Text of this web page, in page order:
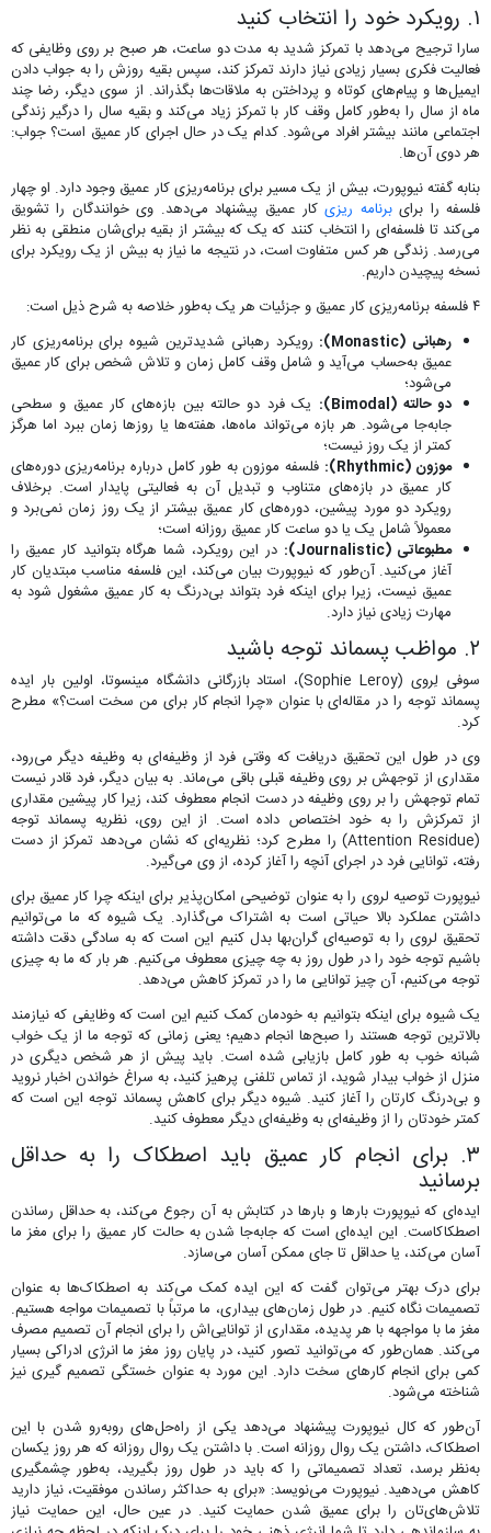
۱. رویکرد خود را انتخاب کنید
سارا ترجیح می‌دهد با تمرکز شدید به مدت دو ساعت، هر صبح بر روی وظایفی که
فعالیت‌ فکری بسیار زیادی نیاز دارند تمرکز کند، سپس بقیه روزش را به جواب دادن
ایمیل‌ها و پیام‌های کوتاه و پرداختن به ملاقات‌ها بگذراند. از سوی دیگر، رضا چند
ماه از سال را به‌طور کامل وقف کار با تمرکز زیاد می‌کند و بقیه سال را درگیر زندگی
اجتماعی مانند بیشتر افراد می‌شود. کدام یک در حال اجرای کار عمیق است؟ جواب:
هر دوی آن‌ها.
بنابه گفته نیوپورت، بیش از یک مسیر برای برنامه‌ریزی کار عمیق وجود دارد. او چهار
فلسفه را برایبرنامه ریزیکار عمیق پیشنهاد می‌دهد. وی خوانندگان را تشویق
می‌کند تا فلسفه‌ای را انتخاب کنند که یک که بیشتر از بقیه برای‌شان منطقی به نظر
می‌رسد. زندگی هر کس متفاوت است، در نتیجه ما نیاز به بیش از یک رویکرد برای
نسخه پیچیدن داریم.
۴ فلسفه برنامه‌ریزی کار عمیق و جزئیات هر یک به‌طور خلاصه به شرح ذیل است:
رهبانی (Monastic):
رویکرد رهبانی شدیدترین شیوه برای برنامه‌ریزی کار
عمیق به‌حساب می‌آید و شامل وقف کامل زمان و تلاش شخص برای کار عمیق
می‌شود؛
دو حالته (Bimodal):
یک فرد دو حالته بین بازه‌های کار عمیق و سطحی
جابه‌جا می‌شود. هر بازه می‌تواند ماه‌ها، هفته‌ها یا روزها زمان ببرد اما هرگز
کمتر از یک روز نیست؛
موزون (Rhythmic):
فلسفه موزون به طور کامل درباره برنامه‌ریزی دوره‌های
کار عمیق در بازه‌های متناوب و تبدیل آن به فعالیتی پایدار است. برخلاف
رویکرد دو مورد پیشین، دوره‌های کار عمیق بیشتر از یک روز زمان نمی‌برد و
معمولاً شامل یک یا دو ساعت کار عمیق روزانه است؛
مطبوعاتی (Journalistic):
در این رویکرد، شما هرگاه بتوانید کار عمیق را
آغاز می‌کنید. آن‌طور که نیوپورت بیان می‌کند، این فلسفه مناسب مبتدیان کار
عمیق نیست، زیرا برای اینکه فرد بتواند بی‌درنگ به کار عمیق مشغول شود به
مهارت زیادی نیاز دارد.
۲. مواظب پسماند توجه باشید
سوفی لِروی (Sophie Leroy)، استاد بازرگانی دانشگاه مینسوتا، اولین بار ایده
پسماند توجه را در مقاله‌ای با عنوان «چرا انجام کار برای من سخت است؟» مطرح
کرد.
وی در طول این تحقیق دریافت که وقتی فرد از وظیفه‌ای به وظیفه دیگر می‌رود،
مقداری از توجهش بر روی وظیفه قبلی باقی می‌ماند. به بیان دیگر، فرد قادر نیست
تمام توجهش را بر روی وظیفه در دست انجام معطوف کند، زیرا کار پیشین مقداری
از تمرکزش را به خود اختصاص داده است. از این روی، نظریه پسماند توجه
(Attention Residue) را مطرح کرد؛ نظریه‌‌ای که نشان می‌دهد تمرکز از دست
رفته، توانایی فرد در اجرای آنچه را آغاز کرده، از وی می‌گیرد.
نیوپورت توصیه لروی را به ‌عنوان توضیحی امکان‌پذیر برای اینکه چرا کار عمیق برای
داشتن عملکرد بالا حیاتی است به اشتراک می‌گذارد. یک شیوه که ما می‌توانیم
تحقیق لروی را به توصیه‌ای گران‌بها بدل کنیم این است که به سادگی دقت داشته
باشیم توجه خود را در طول روز به چه چیزی معطوف می‌کنیم. هر بار که ما به چیزی
توجه می‌کنیم، آن چیز توانایی ما را در تمرکز کاهش می‌دهد.
یک شیوه برای اینکه بتوانیم به خودمان کمک کنیم این است که وظایفی که نیازمند
بالاترین توجه هستند را صبح‌ها انجام دهیم؛ یعنی زمانی که توجه ما از یک خواب
شبانه خوب به طور کامل بازیابی شده است. باید پیش از هر شخص دیگری در
منزل از خواب بیدار شوید، از تماس تلفنی پرهیز کنید، به سراغ خواندن اخبار نروید
و بی‌درنگ کارتان را آغاز کنید. شیوه دیگر برای کاهش پسماند توجه این است که
کمتر خودتان را از وظیفه‌ای به وظیفه‌ای دیگر معطوف کنید.
۳. برای انجام کار عمیق باید اصطکاک را به حداقل
برسانید
ایده‌ای که نیوپورت بارها و بارها در کتابش به آن رجوع می‌کند، به حداقل رساندن
اصطکاکاست. این ایده‌ای است که جابه‌جا شدن به حالت کار عمیق را برای مغز ما
آسان می‌کند، یا حداقل تا جای ممکن آسان می‌سازد.
برای درک بهتر می‌توان گفت که این ایده کمک می‌کند به اصطکاک‌ها به عنوان
تصمیمات نگاه کنیم. در طول زمان‌های بیداری، ما مرتباً با تصمیمات مواجه هستیم.
مغز ما با مواجهه با هر پدیده، مقداری از توانایی‌اش را برای انجام آن تصمیم مصرف
می‌کند. همان‌طور که می‌توانید تصور کنید، در پایان روز مغز ما انرژی ادراکی بسیار
کمی برای انجام کارهای سخت دارد. این مورد به عنوان خستگی تصمیم گیری نیز
شناخته می‌شود.
آن‌طور که کال نیوپورت پیشنهاد می‌دهد یکی از راه‌حل‌های روبه‌رو شدن با این
اصطکاک، داشتن یک روال روزانه است. با داشتن یک روال روزانه که هر روز یکسان
به‌نظر برسد، تعداد تصمیماتی را که باید در طول روز بگیرید، به‌طور چشمگیری
کاهش می‌دهید. نیوپورت می‌نویسد: «برای به حداکثر رساندن موفقیت، نیاز دارید
تلاش‌های‌تان را برای عمیق شدن حمایت کنید. در عین حال، این حمایت نیاز